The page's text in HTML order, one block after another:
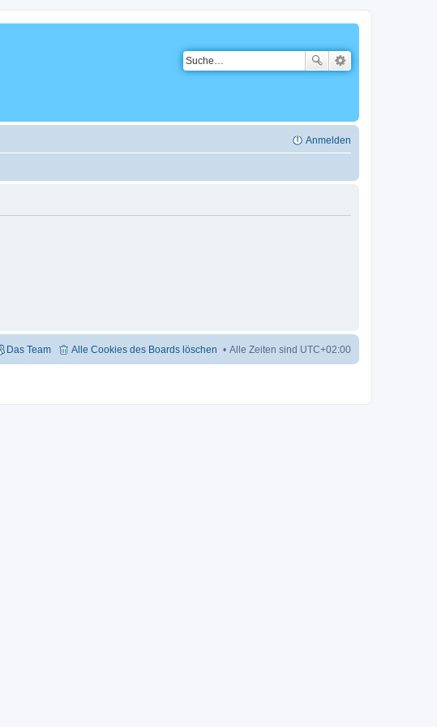
Anmelden
Alle Zeiten sind UTC+02:00
Alle Cookies des Boards löschen
Das Team